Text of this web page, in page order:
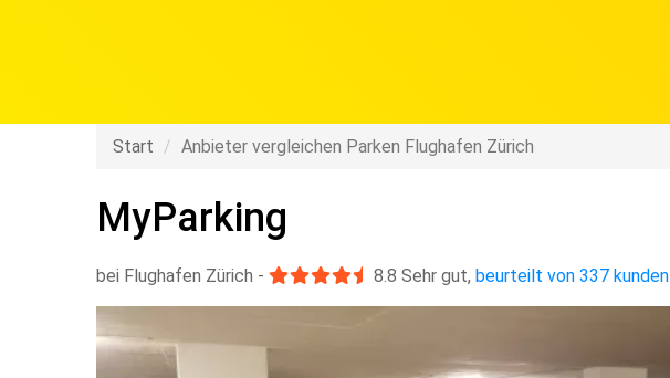
Start Anbieter vergleichen Parken Flughafen Zürich
MyParking
bei Flughafen Zürich - 8.8 Sehr gut, beurteilt von 337 kunden